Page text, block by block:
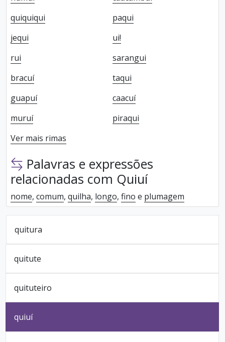
quiquiqui
paqui
jequi
ui!
rui
sarangui
bracuí
taqui
guapuí
caacuí
muruí
piraqui
Ver mais rimas
Palavras e expressões
relacionadas com Quiuí
nome, comum, quilha, longo, fino e plumagem
quitura
quitute
quituteiro
quiuí